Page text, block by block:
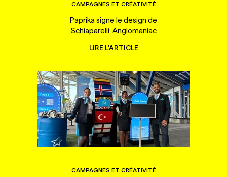
CAMPAGNES ET CRÉATIVITÉ
Paprika signe le design de
Schiaparelli: Anglomaniac
LIRE L'ARTICLE
CAMPAGNES ET CRÉATIVITÉ